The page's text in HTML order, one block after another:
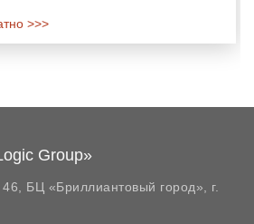
>>>
Group»
46, БЦ «Бриллиантовый город»,
г.